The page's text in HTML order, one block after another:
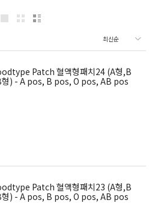
Patch 혈액형패치24 (A형,B
형) - A pos, B pos, O pos, AB pos
Patch 혈액형패치23 (A형,B
형) - A pos, B pos, O pos, AB pos